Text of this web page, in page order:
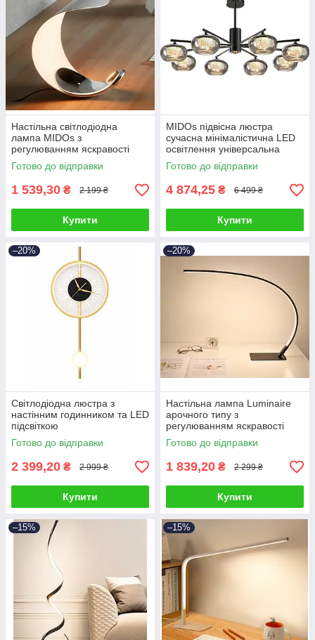
Настільна світлодіодна
лампа MIDOs з
регулюванням яскравості
Готово до відправки
1 539,30 ₴ 2 199 ₴
Купити
MIDOs підвісна люстра
сучасна мінімалістична LED
освітлення універсальна
Готово до відправки
4 874,25 ₴ 6 499 ₴
Купити
–20%
Світлодіодна люстра з
настінним годинником та LED
підсвіткою
Готово до відправки
2 399,20 ₴ 2 999 ₴
Купити
–20%
Настільна лампа Luminaire
арочного типу з
регулюванням яскравості
Готово до відправки
1 839,20 ₴ 2 299 ₴
Купити
–15% –15%